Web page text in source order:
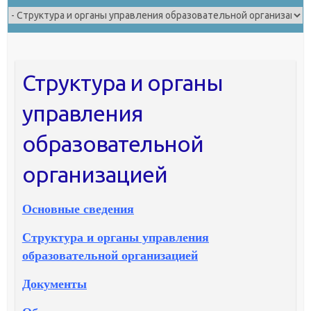
Структура и органы
управления
образовательной
организацией
Основные сведения
Структура и органы управления
образовательной организацией
Документы